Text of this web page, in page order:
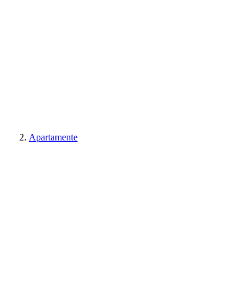
Apartamente